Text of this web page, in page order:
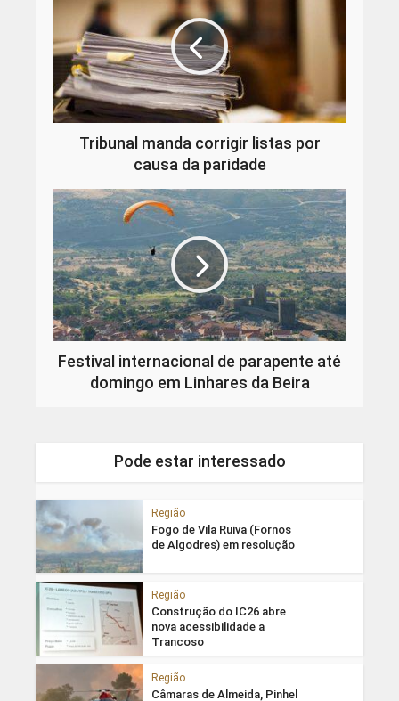
Tribunal manda corrigir listas por
causa da paridade
Festival internacional de parapente até
domingo em Linhares da Beira
Pode estar interessado
Região
Fogo de Vila Ruiva (Fornos
de Algodres) em resolução
Região
Construção do IC26 abre
nova acessibilidade a
Trancoso
Região
Câmaras de Almeida, Pinhel